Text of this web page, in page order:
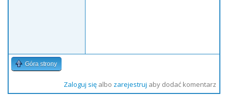
Góra strony
Zaloguj sięalbo zarejestruj aby dodać komentarz